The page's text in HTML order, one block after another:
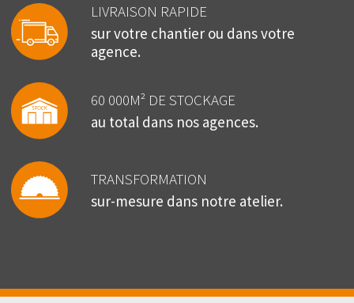
LIVRAISON RAPIDE
sur votre chantier ou dans votre
agence.
60 000M² DE STOCKAGE
au total dans nos agences.
TRANSFORMATION
sur-mesure dans notre atelier.